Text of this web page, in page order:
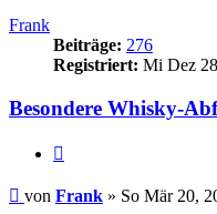
Frank
Beiträge: 276
Registriert: Mi Dez
Besondere Whisky-
Beitrag
von Frank » So Mär 20,